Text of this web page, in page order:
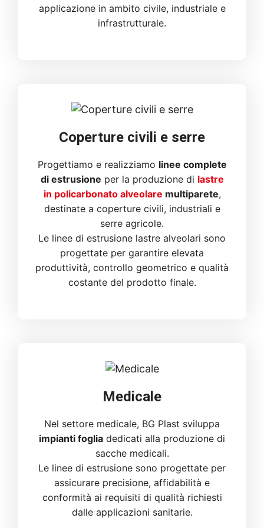
applicazione in ambito civile, industriale e
infrastrutturale.
Coperture civili e serre
Progettiamo e realizziamo linee complete
di estrusione per la produzione di lastre
in policarbonato alveolare multiparete,
destinate a coperture civili, industriali e
serre agricole.
Le linee di estrusione lastre alveolari sono
progettate per garantire elevata
produttività, controllo geometrico e qualità
costante del prodotto finale.
Medicale
Nel settore medicale, BG Plast sviluppa
impianti foglia dedicati alla produzione di
sacche medicali.
Le linee di estrusione sono progettate per
assicurare precisione, affidabilità e
conformità ai requisiti di qualità richiesti
dalle applicazioni sanitarie.